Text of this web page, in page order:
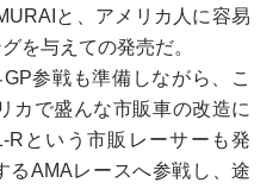
と、アメリカ人に容易
を与えての発売だ。
参戦も準備しながら、こ
カで盛んな市販車の改造に
Rという市販レーサーも発
るAMAレースへ参戦し、途